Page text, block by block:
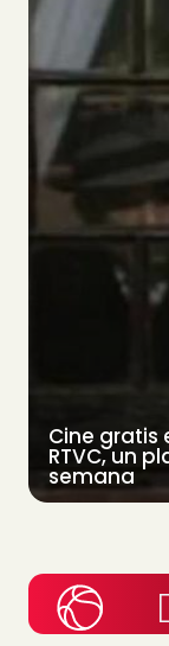
Cine gratis
RTVC, un
semana